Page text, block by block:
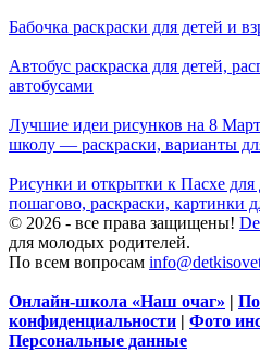
Бабочка раскраски для детей и
Автобус раскраска для детей,
автобусами
Лучшие идеи рисунков на 8
школу — раскраски, варианты
Рисунки и открытки к Пасхе
пошагово, раскраски, картинки
© 2026 - все права защищены!
для молодых родителей.
По всем вопросам
Онлайн-школа «Наш очаг» |
конфиденциальности | Фото
Персональные данные